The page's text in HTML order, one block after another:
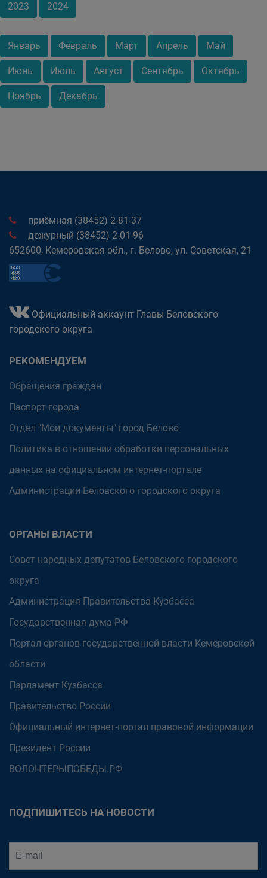
2023 2024
Январь Февраль Март Апрель Май
Июнь Июль Август Сентябрь Октябрь
Ноябрь Декабрь
приёмная (38452) 2-81-37
дежурный (38452) 2-01-96
652600, Кемеровская обл., г. Белово, ул. Советская, 21
Официальный аккаунт Главы Беловского
городского округа
РЕКОМЕНДУЕМ
Обращения граждан
Паспорт города
Отдел "Мои документы" город Белово
Политика в отношении обработки персональных
данных на официальном интернет-портале
Администрации Беловского городского округа
ОРГАНЫ ВЛАСТИ
Совет народных депутатов Беловского городского
округа
Администрация Правительства Кузбасса
Государственная дума РФ
Портал органов государственной власти Кемеровской
области
Парламент Кузбасса
Правительство России
Официальный интернет-портал правовой информации
Президент России
ВОЛОНТЕРЫПОБЕДЫ.РФ
ПОДПИШИТЕСЬ НА НОВОСТИ